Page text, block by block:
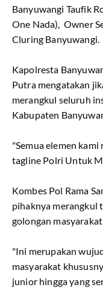
Banyuwangi Taufik
One Nada), Owner
Cluring Banyuwangi.
Kapolresta
Putra mengatakan
merangkul seluruh
Kabupaten
"Semua elemen
tagline Polri Untuk
Kombes Pol Rama
pihaknya merangkul
golongan
"Ini merupakan
masyarakat
junior hingga yang